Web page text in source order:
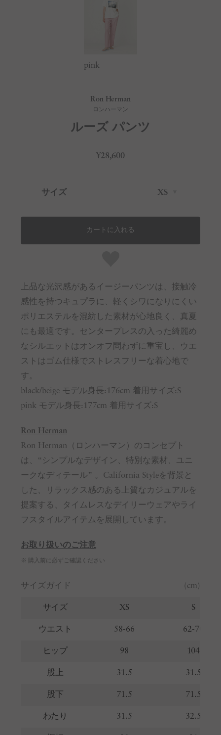
pink
Ron Herman
ロンハーマン
ルーズ パンツ
¥28,600
サイズ XS
カートに入れる
上品な光沢感があるイージーパンツは、接触冷
感性を持つキュプラに、軽くシワになりにくい
ポリエステルを混紡した素材が心地良く、真夏
にも最適です。センタープレスの入った綺麗め
なシルエットはオンオフ問わずに重宝し、ウエ
ストはゴム仕様でストレスフリーな着心地で
す。
black/beige モデル身長:176cm 着用サイズ:S
pink モデル身長:177cm 着用サイズ:S
Ron Herman
Ron Herman（ロンハーマン）のコンセプト
は、“シンプルなデザイン、特別な素材、ユニ
ークなディテール” 。California Styleを背景と
した、リラックス感のある上質なカジュアルを
提案する、タイムレスなデイリーウェアやライ
フスタイルアイテムを展開しています。
お取り扱いのご注意
※ 購入前に必ずご確認ください
サイズガイド (cm)
サイズ XS S
ウエスト 58-66 62-70
ヒップ 98 104
股上 31.5 31.5
股下 71.5 71.5
わたり 31.5 32.5